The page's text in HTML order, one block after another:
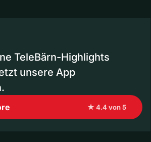
TeleBärn-Highlights
unsere App
★ 4.4 von 5